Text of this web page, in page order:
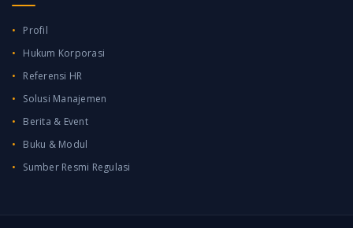
Profil
Hukum Korporasi
Referensi HR
Solusi Manajemen
Berita & Event
Buku & Modul
Sumber Resmi Regulasi